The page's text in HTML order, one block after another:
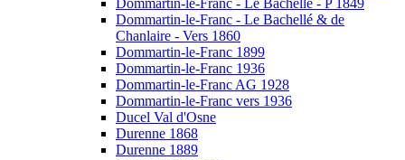
Dommartin-le-Franc - Le Bachellé & de
Chanlaire - Vers 1860
Dommartin-le-Franc 1899
Dommartin-le-Franc 1936
Dommartin-le-Franc AG 1928
Dommartin-le-Franc vers 1936
Ducel Val d'Osne
Durenne 1868
Durenne 1889